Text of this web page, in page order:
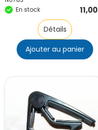
En stock
11,00
Détails
Ajouter au panier